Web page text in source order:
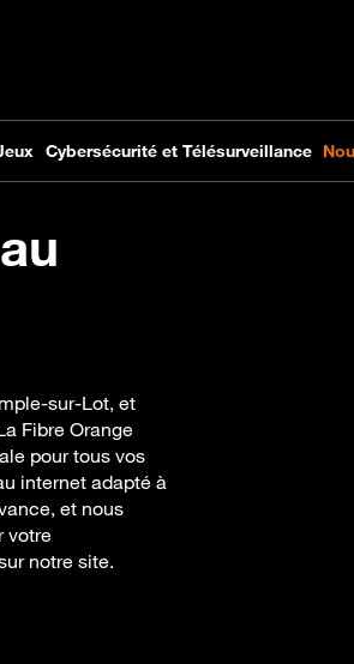
sur-Lot, et
Fibre Orange
pour tous vos
internet adapté à
et nous
votre
notre site.